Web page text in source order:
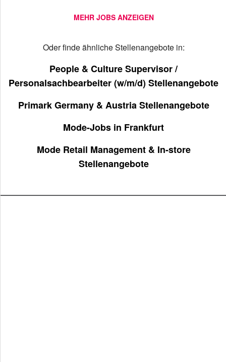
MEHR JOBS ANZEIGEN
Oder finde ähnliche Stellenangebote in:
People & Culture Supervisor /
Personalsachbearbeiter (w/m/d) Stellenangebote
Primark Germany & Austria Stellenangebote
Mode-Jobs in Frankfurt
Mode Retail Management & In-store
Stellenangebote